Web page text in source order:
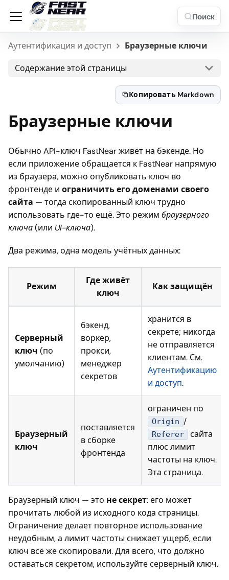
Поиск
Аутентификация и доступ Браузерные ключи
Содержание этой страницы
Копировать Markdown
Браузерные ключи
Обычно API-ключ FastNear живёт на бэкенде. Но
если приложение обращается к FastNear напрямую
из браузера, можно опубликовать ключ во
фронтенде и ограничить его доменами своего
сайта — тогда скопированный ключ трудно
использовать где-то ещё. Это режим браузерного
ключа(или UI-ключа).
Два режима, одна модель учётных данных:
Режим
Где живёт
ключ
Как защищён
Серверный
ключ (по
умолчанию)
бэкенд,
воркер,
прокси,
менеджер
секретов
хранится в
секрете; никогда
не отправляется
клиентам. См.
Аутентификацию
и доступ.
Браузерный
ключ
поставляется
в сборке
фронтенда
ограничен по
Origin /
Referer
сайта
плюс лимит
частоты на ключ.
Эта страница.
Браузерный ключ — это не секрет: его может
прочитать любой из исходного кода страницы.
Ограничение делает повторное использование
неудобным, а лимит частоты снижает ущерб, если
ключ всё же скопировали. Для всего, что должно
оставаться секретом, используйте серверный ключ.